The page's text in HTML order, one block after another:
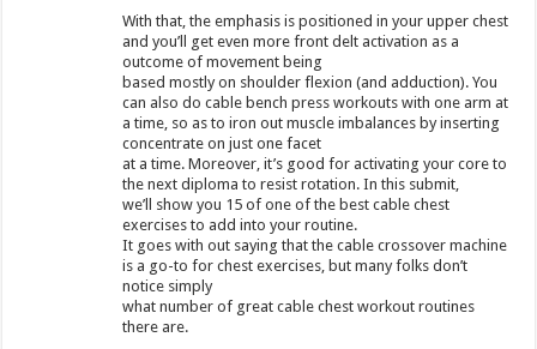
With that, the emphasis is positioned in your upper chest
and you’ll get even more front delt activation as a
outcome of movement being
based mostly on shoulder flexion (and adduction). You
can also do cable bench press workouts with one arm at
a time, so as to iron out muscle imbalances by inserting
concentrate on just one facet
at a time. Moreover, it’s good for activating your core to
the next diploma to resist rotation. In this submit,
we’ll show you 15 of one of the best cable chest
exercises to add into your routine.
It goes with out saying that the cable crossover machine
is a go-to for chest exercises, but many folks don’t
notice simply
what number of great cable chest workout routines
there are.